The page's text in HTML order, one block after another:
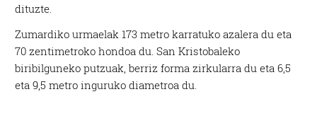
dituzte.
Zumardiko urmaelak 173 metro karratuko azalera du eta
70 zentimetroko hondoa du. San Kristobaleko
biribilguneko putzuak, berriz forma zirkularra du eta 6,5
eta 9,5 metro inguruko diametroa du.